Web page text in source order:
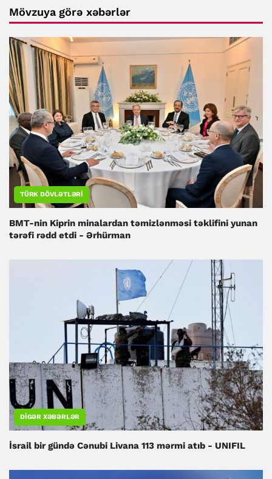
Mövzuya görə xəbərlər
TÜRK DÖVLƏTLƏRI
BMT-nin Kiprin minalardan təmizlənməsi təklifini yunan
tərəfi rədd etdi - Ərhürman
DIGƏR XƏBƏRLƏR
İsrail bir gündə Cənubi Livana 113 mərmi atıb - UNIFIL